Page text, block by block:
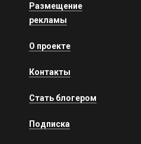
Размещение
рекламы
О проекте
Контакты
Стать блогером
Подписка